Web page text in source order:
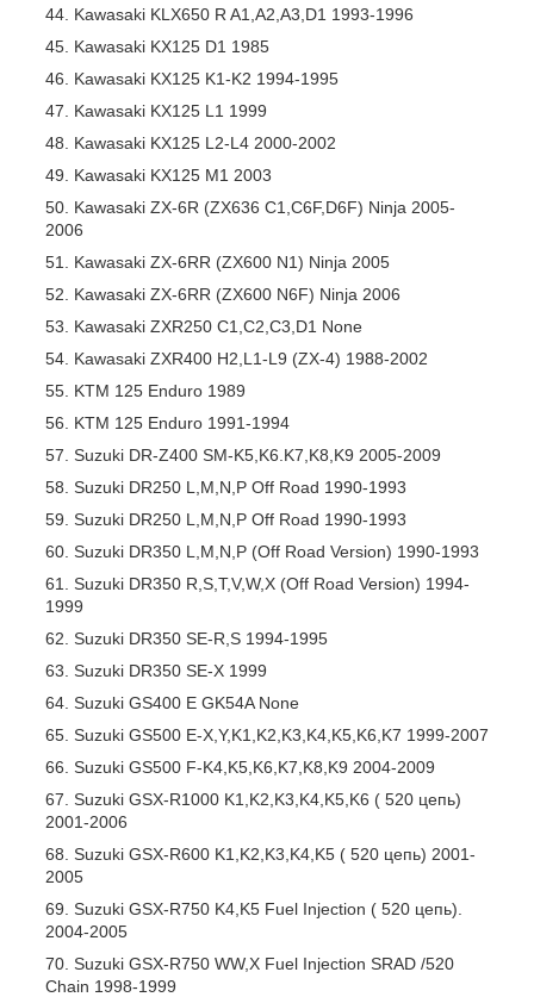
Kawasaki KLX650 R A1,A2,A3,D1 1993-1996
Kawasaki KX125 D1 1985
Kawasaki KX125 K1-K2 1994-1995
Kawasaki KX125 L1 1999
Kawasaki KX125 L2-L4 2000-2002
Kawasaki KX125 M1 2003
Kawasaki ZX-6R (ZX636 C1,C6F,D6F) Ninja 2005-
2006
Kawasaki ZX-6RR (ZX600 N1) Ninja 2005
Kawasaki ZX-6RR (ZX600 N6F) Ninja 2006
Kawasaki ZXR250 C1,C2,C3,D1 None
Kawasaki ZXR400 H2,L1-L9 (ZX-4) 1988-2002
KTM 125 Enduro 1989
KTM 125 Enduro 1991-1994
Suzuki DR-Z400 SM-K5,K6.K7,K8,K9 2005-2009
Suzuki DR250 L,M,N,P Off Road 1990-1993
Suzuki DR250 L,M,N,P Off Road 1990-1993
Suzuki DR350 L,M,N,P (Off Road Version) 1990-1993
Suzuki DR350 R,S,T,V,W,X (Off Road Version) 1994-
1999
Suzuki DR350 SE-R,S 1994-1995
Suzuki DR350 SE-X 1999
Suzuki GS400 E GK54A None
Suzuki GS500 E-X,Y,K1,K2,K3,K4,K5,K6,K7 1999-2007
Suzuki GS500 F-K4,K5,K6,K7,K8,K9 2004-2009
Suzuki GSX-R1000 K1,K2,K3,K4,K5,K6 ( 520 цепь)
2001-2006
Suzuki GSX-R600 K1,K2,K3,K4,K5 ( 520 цепь) 2001-
2005
Suzuki GSX-R750 K4,K5 Fuel Injection ( 520 цепь).
2004-2005
Suzuki GSX-R750 WW,X Fuel Injection SRAD /520
Chain 1998-1999